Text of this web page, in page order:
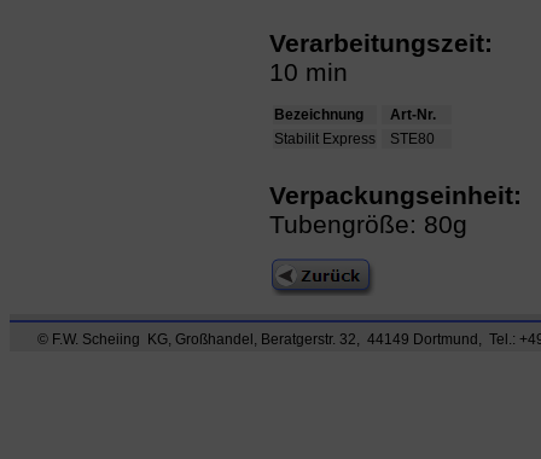
Verarbeitungszeit:
10 min
Bezeichnung
Art-Nr.
Stabilit Express
STE80
Verpackungseinheit:
Tubengröße: 80g
© F.W. Scheiing KG, Großhandel, Beratgerstr. 32, 44149 Dortmund, Tel.: